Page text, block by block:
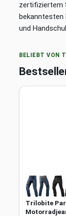
zertifiziertem
bekanntesten
und
BELIEBT VON
Trilobite